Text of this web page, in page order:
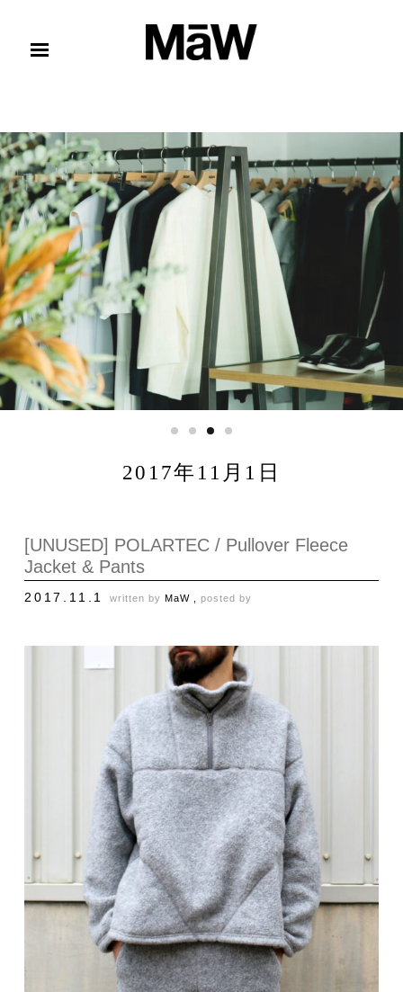
2017年11月1日
[UNUSED] POLARTEC / Pullover Fleece
Jacket & Pants
2017.11.1 written by MaW , posted by